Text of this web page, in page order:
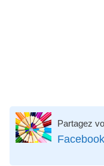
Partagez